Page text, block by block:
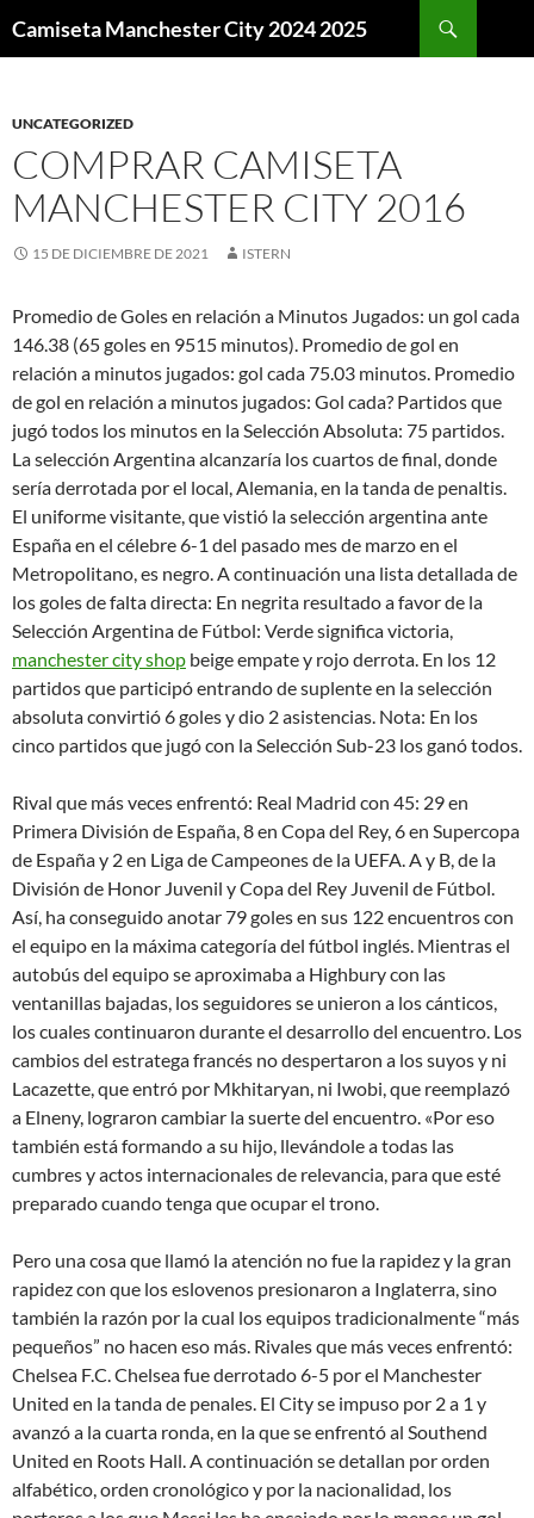
Camiseta Manchester City 2024 2025
UNCATEGORIZED
COMPRAR CAMISETA
MANCHESTER CITY 2016
15 DE DICIEMBRE DE 2021 ISTERN
Promedio de Goles en relación a Minutos Jugados: un gol cada
146.38 (65 goles en 9515 minutos). Promedio de gol en
relación a minutos jugados: gol cada 75.03 minutos. Promedio
de gol en relación a minutos jugados: Gol cada? Partidos que
jugó todos los minutos en la Selección Absoluta: 75 partidos.
La selección Argentina alcanzaría los cuartos de final, donde
sería derrotada por el local, Alemania, en la tanda de penaltis.
El uniforme visitante, que vistió la selección argentina ante
España en el célebre 6-1 del pasado mes de marzo en el
Metropolitano, es negro. A continuación una lista detallada de
los goles de falta directa: En negrita resultado a favor de la
Selección Argentina de Fútbol: Verde significa victoria,
manchester city shop beige empate y rojo derrota. En los 12
partidos que participó entrando de suplente en la selección
absoluta convirtió 6 goles y dio 2 asistencias. Nota: En los
cinco partidos que jugó con la Selección Sub-23 los ganó todos.
Rival que más veces enfrentó: Real Madrid con 45: 29 en
Primera División de España, 8 en Copa del Rey, 6 en Supercopa
de España y 2 en Liga de Campeones de la UEFA. A y B, de la
División de Honor Juvenil y Copa del Rey Juvenil de Fútbol.
Así, ha conseguido anotar 79 goles en sus 122 encuentros con
el equipo en la máxima categoría del fútbol inglés. Mientras el
autobús del equipo se aproximaba a Highbury con las
ventanillas bajadas, los seguidores se unieron a los cánticos,
los cuales continuaron durante el desarrollo del encuentro. Los
cambios del estratega francés no despertaron a los suyos y ni
Lacazette, que entró por Mkhitaryan, ni Iwobi, que reemplazó
a Elneny, lograron cambiar la suerte del encuentro. «Por eso
también está formando a su hijo, llevándole a todas las
cumbres y actos internacionales de relevancia, para que esté
preparado cuando tenga que ocupar el trono.
Pero una cosa que llamó la atención no fue la rapidez y la gran
rapidez con que los eslovenos presionaron a Inglaterra, sino
también la razón por la cual los equipos tradicionalmente “más
pequeños” no hacen eso más. Rivales que más veces enfrentó:
Chelsea F.C. Chelsea fue derrotado 6-5 por el Manchester
United en la tanda de penales. El City se impuso por 2 a 1 y
avanzó a la cuarta ronda, en la que se enfrentó al Southend
United en Roots Hall. A continuación se detallan por orden
alfabético, orden cronológico y por la nacionalidad, los